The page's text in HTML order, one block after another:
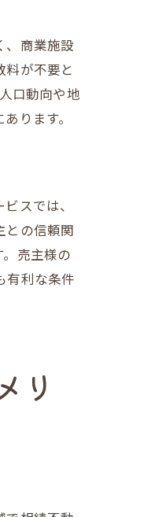
、商業施設
が不要と
口動向や地
ります。
スでは、
との信頼関
売主様の
有利な条件
リ